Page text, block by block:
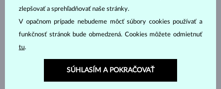
zlepšovať a sprehľadňovať naše stránky.
V opačnom prípade nebudeme môcť súbory cookies používať a
funkčnosť stránok bude obmedzená. Cookies môžete odmietnuť
tu.
SÚHLASÍM A POKRAČOVAŤ